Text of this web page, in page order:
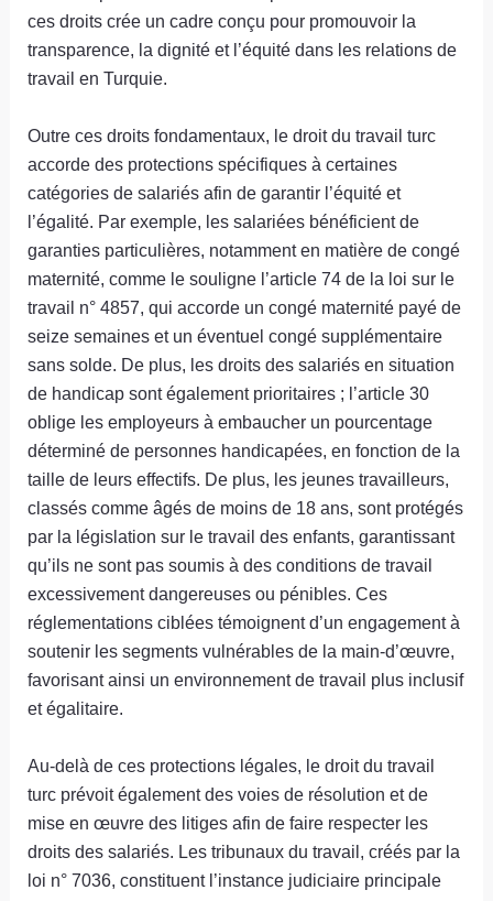
ces droits crée un cadre conçu pour promouvoir la
transparence, la dignité et l’équité dans les relations de
travail en Turquie.
Outre ces droits fondamentaux, le droit du travail turc
accorde des protections spécifiques à certaines
catégories de salariés afin de garantir l’équité et
l’égalité. Par exemple, les salariées bénéficient de
garanties particulières, notamment en matière de congé
maternité, comme le souligne l’article 74 de la loi sur le
travail n° 4857, qui accorde un congé maternité payé de
seize semaines et un éventuel congé supplémentaire
sans solde. De plus, les droits des salariés en situation
de handicap sont également prioritaires ; l’article 30
oblige les employeurs à embaucher un pourcentage
déterminé de personnes handicapées, en fonction de la
taille de leurs effectifs. De plus, les jeunes travailleurs,
classés comme âgés de moins de 18 ans, sont protégés
par la législation sur le travail des enfants, garantissant
qu’ils ne sont pas soumis à des conditions de travail
excessivement dangereuses ou pénibles. Ces
réglementations ciblées témoignent d’un engagement à
soutenir les segments vulnérables de la main-d’œuvre,
favorisant ainsi un environnement de travail plus inclusif
et égalitaire.
Au-delà de ces protections légales, le droit du travail
turc prévoit également des voies de résolution et de
mise en œuvre des litiges afin de faire respecter les
droits des salariés. Les tribunaux du travail, créés par la
loi n° 7036, constituent l’instance judiciaire principale